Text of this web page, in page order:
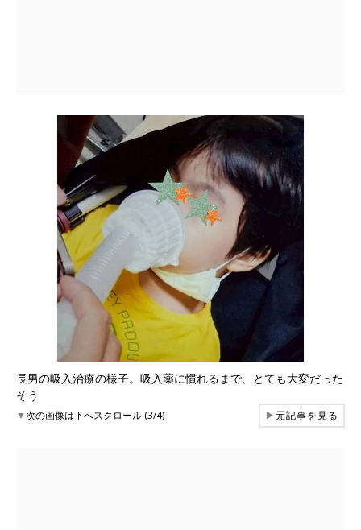
長男の吸入治療の様子。吸入薬に慣れるまで、とても大変だった
そう
▼次の画像は下へスクロール (3/4) ▶元記事を見る